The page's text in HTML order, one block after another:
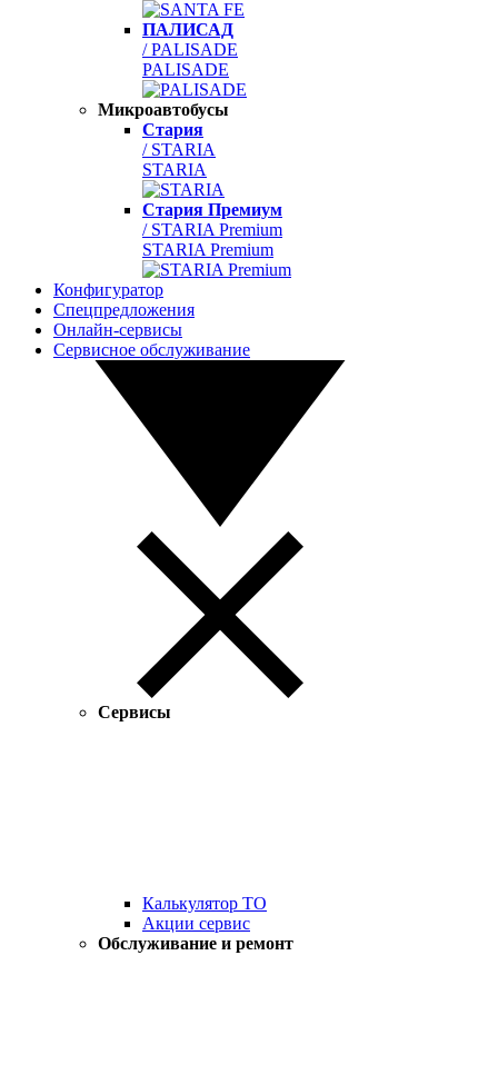
ПАЛИСАД
/ PALISADE
PALISADE
Микроавтобусы
Стария
/ STARIA
STARIA
Стария Премиум
/ STARIA Premium
STARIA Premium
Конфигуратор
Спецпредложения
Онлайн-сервисы
Сервисное обслуживание
Сервисы
Калькулятор ТО
Акции сервис
Обслуживание и ремонт